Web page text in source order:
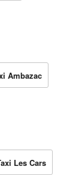
Ambazac
Les Cars